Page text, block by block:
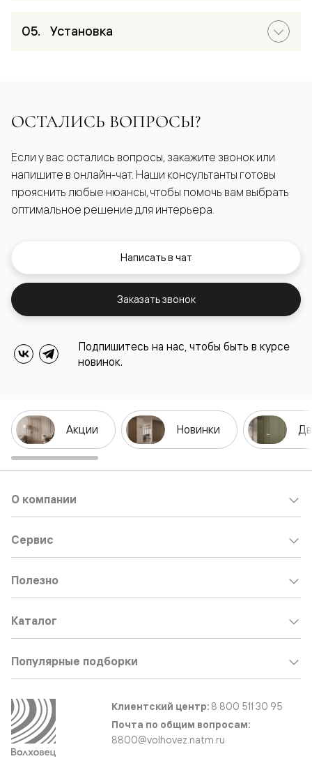
Установка
ОСТАЛИСЬ ВОПРОСЫ?
Если у вас остались вопросы, закажите звонок или
напишите в онлайн-чат. Наши консультанты готовы
прояснить любые нюансы, чтобы помочь вам выбрать
оптимальное решение для интерьера.
Написать в чат
Заказать звонок
Подпишитесь на нас, чтобы быть в курсе
новинок.
Акции Новинки
О компании
Сервис
Полезно
Каталог
Популярные подборки
Клиентский центр: 8 800 511 30 95
Почта по общим вопросам:
8800@volhovez.natm.ru